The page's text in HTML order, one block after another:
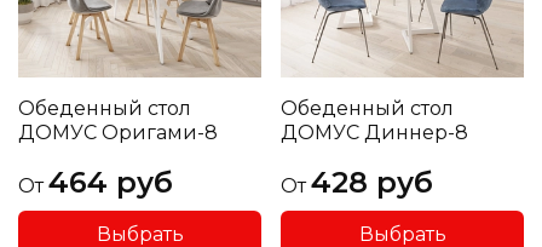
Обеденный стол
ДОМУС Оригами-8
От 464 руб
Выбрать
Обеденный стол
ДОМУС Диннер-8
От 428 руб
Выбрать